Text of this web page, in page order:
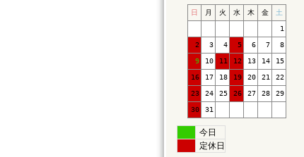
日 月 火 水 木 金 土
1
2 3 4 5 6 7 8
9 10 11 12 13 14 15
16 17 18 19 20 21 22
23 24 25 26 27 28 29
30 31
今日
定休日